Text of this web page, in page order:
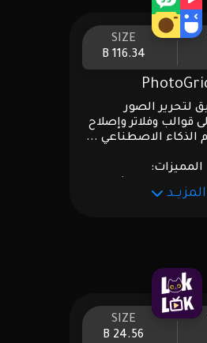
SIZE
116.34 B
لتحرير الصور
قوالب وفلاتر وإصلاح
الذكاء الاصطناعي ...
المميزات:
المزيــد
SIZE
24.56 B